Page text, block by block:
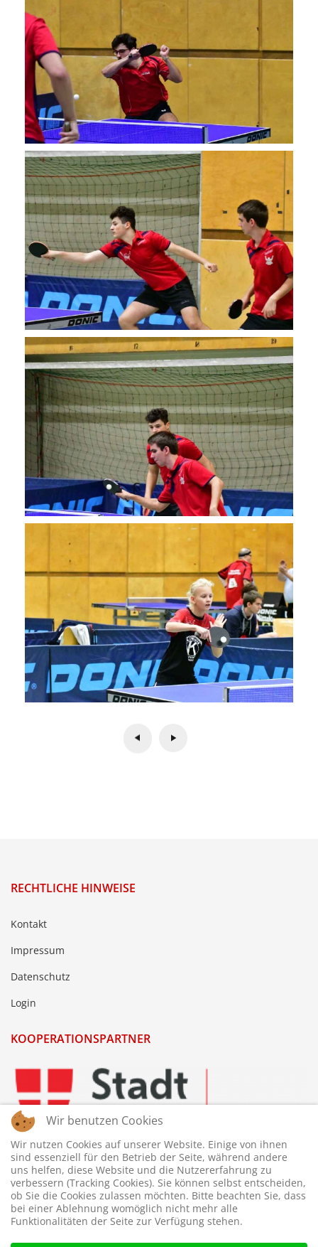
RECHTLICHE HINWEISE
Kontakt
Impressum
Datenschutz
Login
KOOPERATIONSPARTNER
Wir benutzen Cookies
Wir nutzen Cookies auf unserer Website. Einige von ihnen
sind essenziell für den Betrieb der Seite, während andere
uns helfen, diese Website und die Nutzererfahrung zu
verbessern (Tracking Cookies). Sie können selbst entscheiden,
ob Sie die Cookies zulassen möchten. Bitte beachten Sie, dass
bei einer Ablehnung womöglich nicht mehr alle
Funktionalitäten der Seite zur Verfügung stehen.